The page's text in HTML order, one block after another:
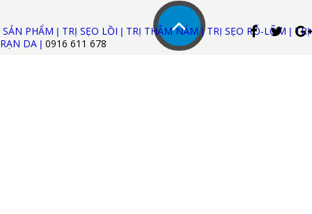
SẢN PHẨM | TRỊ SẸO LỒI | TRỊ THÂM NÁM|TRỊ SẸO RỖ-LÕM | TRỊ
RẠN DA | 0916 611 678